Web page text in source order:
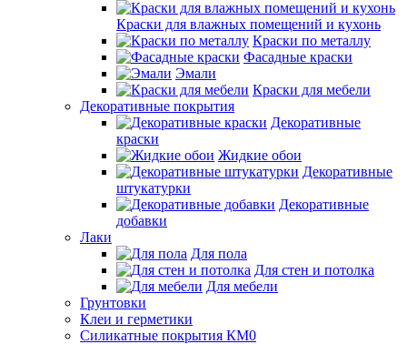
Краски для влажных помещений и кухонь
Краски по металлу
Фасадные краски
Эмали
Краски для мебели
Декоративные покрытия
Декоративные
краски
Жидкие обои
Декоративные
штукатурки
Декоративные
добавки
Лаки
Для пола
Для стен и потолка
Для мебели
Грунтовки
Клеи и герметики
Силикатные покрытия КМ0